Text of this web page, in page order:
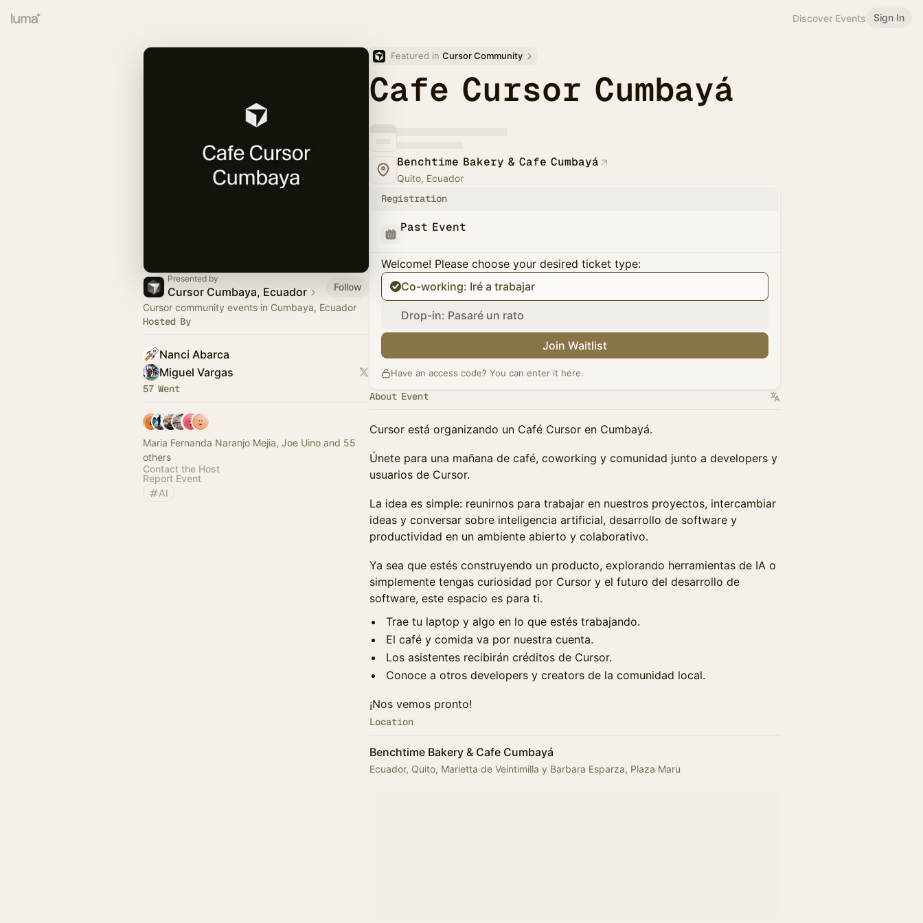
Discover Events Sign In
Presented by
Cursor Cumbaya, Ecuador
Follow
Cursor community events in Cumbaya, Ecuador
Hosted By
Nanci Abarca
Miguel Vargas
57 Went
Maria Fernanda Naranjo Mejia, Joe Uino and 55
others
Contact the Host
Report Event
AI
Featured in Cursor Community
Cafe Cursor Cumbayá
Benchtime Bakery & Cafe Cumbayá
Quito, Ecuador
Registration
Past Event
Welcome! Please choose your desired ticket type:
Co-working: Iré a trabajar
Drop-in: Pasaré un rato
Join Waitlist
Have an access code? You can enter it here.
About Event
Cursor está organizando un Café Cursor en Cumbayá.
Únete para una mañana de café, coworking y comunidad junto a developers y
usuarios de Cursor.
La idea es simple: reunirnos para trabajar en nuestros proyectos, intercambiar
ideas y conversar sobre inteligencia artificial, desarrollo de software y
productividad en un ambiente abierto y colaborativo.
Ya sea que estés construyendo un producto, explorando herramientas de IA o
simplemente tengas curiosidad por Cursor y el futuro del desarrollo de
software, este espacio es para ti.
Trae tu laptop y algo en lo que estés trabajando.
El café y comida va por nuestra cuenta.
Los asistentes recibirán créditos de Cursor.
Conoce a otros developers y creators de la comunidad local.
¡Nos vemos pronto!
Location
Benchtime Bakery & Cafe Cumbayá
Ecuador, Quito, Marietta de Veintimilla y Barbara Esparza, Plaza Maru